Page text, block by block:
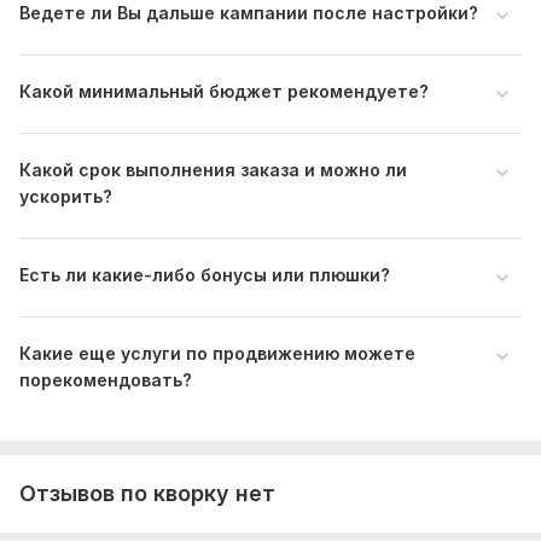
Файлы
ВАЖНО!!! СМОТРИТЕ КЕЙС 12.jpg
ВАЖНО!!! СМОТРИТЕ КЕЙС 14.jpg
ВАЖНО!!! СМОТРИТЕ КЕЙС 15.jpg
ВАЖНО!!! СМОТРИТЕ КЕЙС 17.jpg
ВАЖНО!!! СМОТРИТЕ КЕЙС 18.jpg
ВАЖНО!!! СМОТРИТЕ КЕЙС 19.jpg
ВАЖНО!!! СМОТРИТЕ КЕЙС 20.jpg
Ведете ли Вы дальше кампании после настройки?
Какой минимальный бюджет рекомендуете?
Какой срок выполнения заказа и можно ли
ускорить?
Есть ли какие-либо бонусы или плюшки?
Какие еще услуги по продвижению можете
порекомендовать?
Отзывов по кворку нет